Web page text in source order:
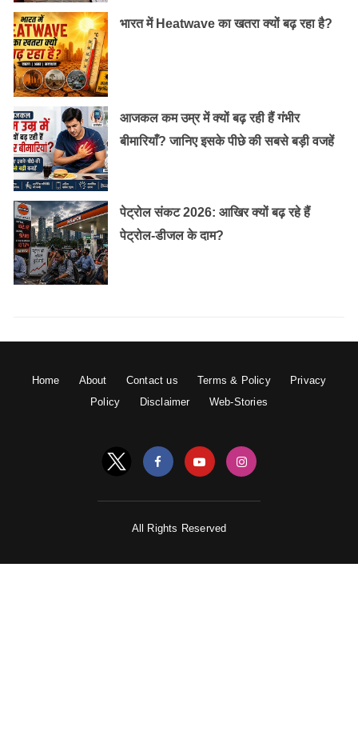
सामाजिक आदतें विकसित करने में मदद मिले। शिशु को नियमित
और पर्याप्त नींद दें। नींद के दौरान उन्हें शांति और सुरक्षा की
आवश्यकता होती है।
शिशु को प्यार और स्पर्श का अनुभव कराएं। उन्हें गले लगाएं, और
उनके साथ संवाद करें। यह उनके विकास और आत्मविश्वास के लिए
भारत में Heatwave का खतरा क्यों बढ़ रहा है?
आजकल कम उम्र में क्यों बढ़ रही हैं गंभीर
बीमारियाँ? जानिए इसके पीछे की सबसे बड़ी वजहें
पेट्रोल संकट 2026: आखिर क्यों बढ़ रहे हैं
पेट्रोल-डीजल के दाम?
Home About Contact us Terms & Policy
Privacy
Policy
Disclaimer Web-Stories
All Rights Reserved